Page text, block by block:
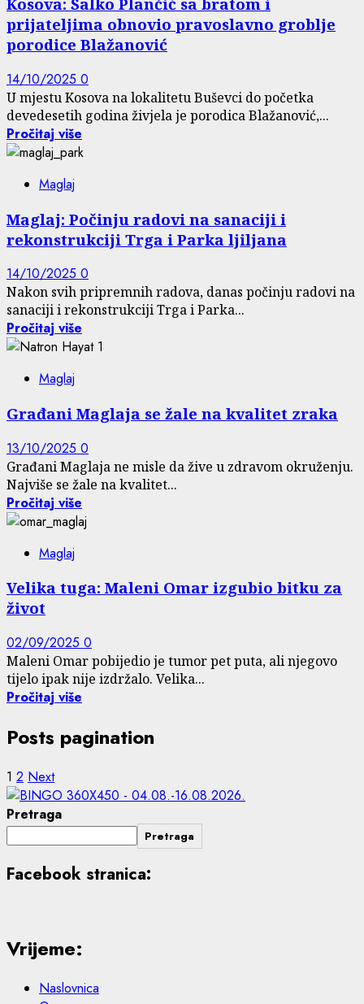
prijateljima obnovio pravoslavno groblje
porodice Blažanović
14/10/2025 0
U mjestu Kosova na lokalitetu Buševci do početka
devedesetih godina živjela je porodica Blažanović,...
Pročitaj više
Maglaj
Maglaj: Počinju radovi na sanaciji i
rekonstrukciji Trga i Parka ljiljana
14/10/2025 0
Nakon svih pripremnih radova, danas počinju radovi na
sanaciji i rekonstrukciji Trga i Parka...
Pročitaj više
Maglaj
Građani Maglaja se žale na kvalitet zraka
13/10/2025 0
Građani Maglaja ne misle da žive u zdravom okruženju.
Najviše se žale na kvalitet...
Pročitaj više
Maglaj
Velika tuga: Maleni Omar izgubio bitku za
život
02/09/2025 0
Maleni Omar pobijedio je tumor pet puta, ali njegovo
tijelo ipak nije izdržalo. Velika...
Pročitaj više
Posts pagination
1 2 Next
Pretraga
Pretraga
Facebook stranica:
Vrijeme:
Naslovnica